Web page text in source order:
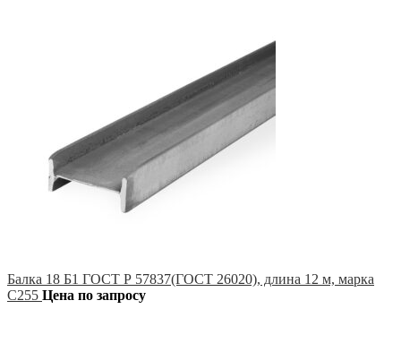
Балка 18 Б1 ГОСТ Р 57837(ГОСТ 26020), длина 12 м, марка
С255 Цена по запросу